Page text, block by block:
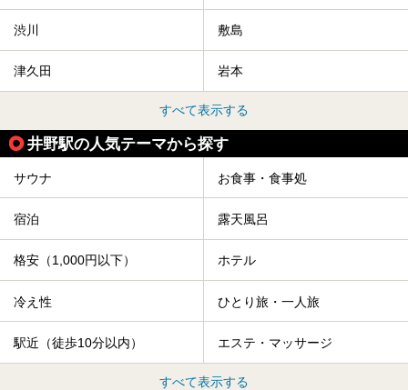
渋川 敷島
津久田 岩本
すべて表示する
井野駅の人気テーマから探す
サウナ お食事・食事処
宿泊 露天風呂
格安（1,000円以下） ホテル
冷え性 ひとり旅・一人旅
駅近（徒歩10分以内） エステ・マッサージ
すべて表示する